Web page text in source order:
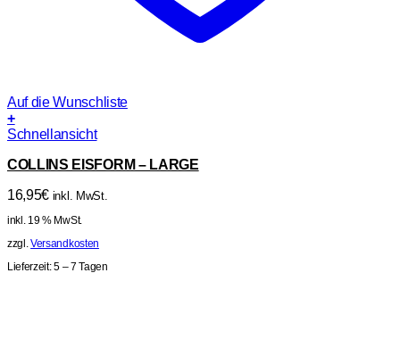
Auf die Wunschliste
+
Schnellansicht
COLLINS EISFORM – LARGE
16,95€ inkl. MwSt.
inkl. 19 % MwSt.
zzgl.Versandkosten
Lieferzeit:5 – 7 Tagen